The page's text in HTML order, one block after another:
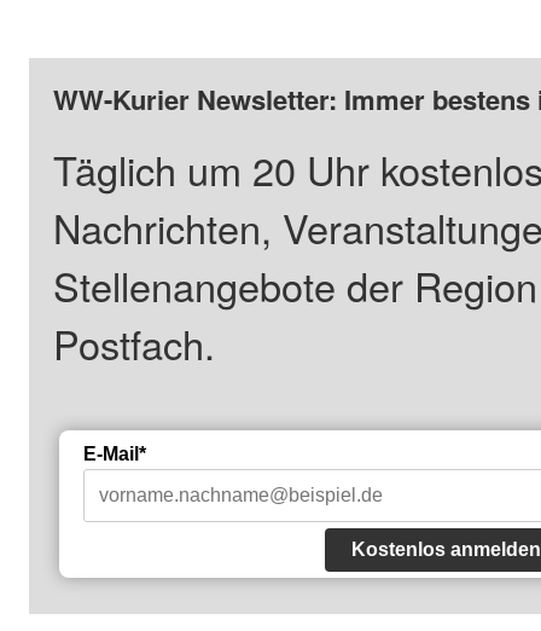
WW-Kurier Newsletter: Immer
Täglich um 20 Uhr
Nachrichten,
Stellenangebote der
Postfach.
E-Mail*
Kostenlos anmelden